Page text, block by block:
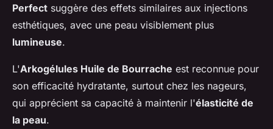
Perfect suggère des effets similaires aux injections
esthétiques, avec une peau visiblement plus
lumineuse.
L'Arkogélules Huile de Bourrache est reconnue pour
son efficacité hydratante, surtout chez les nageurs,
qui apprécient sa capacité à maintenir l'élasticité de
la peau.